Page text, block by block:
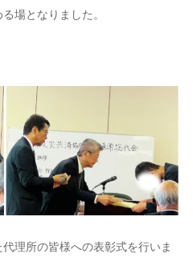
場となりました。
理所の皆様への表彰式を行いま